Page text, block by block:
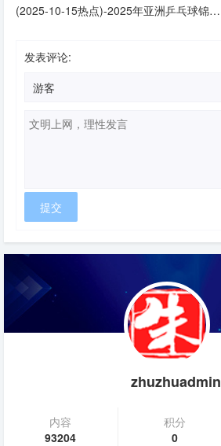
(2025-10-15热点)-2025年亚洲乒乓球锦标赛：国乒队锁定男团、女团双冠
发表评论:
zhuzhuadmin
内容
93204
积分
0